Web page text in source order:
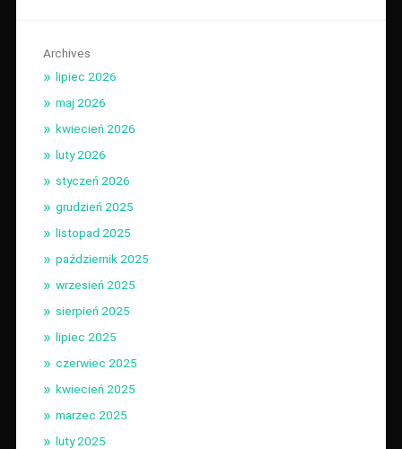
Archives
lipiec 2026
maj 2026
kwiecień 2026
luty 2026
styczeń 2026
grudzień 2025
listopad 2025
październik 2025
wrzesień 2025
sierpień 2025
lipiec 2025
czerwiec 2025
kwiecień 2025
marzec 2025
luty 2025